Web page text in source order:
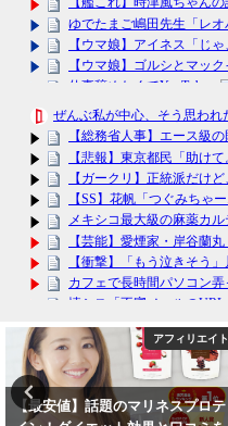
アフィリエイト
【最安値】話題のマリネスプロテ